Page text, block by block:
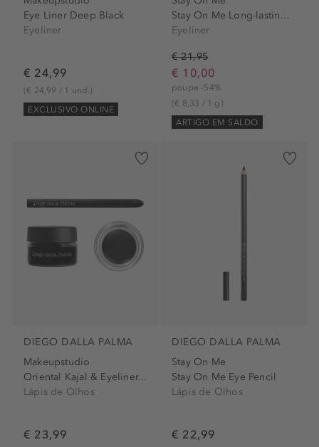
Eye Liner Deep Black
Eyeliner
€ 24,99
(€ 24,99 / 1 und.)
EXCLUSIVO ONLINE
Stay On Me Long-lasting...
Eyeliner
€ 21,95
€ 10,00
poupe -54%
(€ 8,33 / 1 g)
ARTIGO EM SALDO
DIEGO DALLA PALMA
Makeupstudio
Oriental Kajal & Eyeliner...
Lápis de Olhos
€ 23,99
DIEGO DALLA PALMA
Stay On Me
Stay On Me Eye Pencil
Lápis de Olhos
€ 22,99